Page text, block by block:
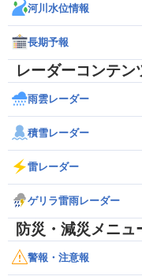
河川水位情報
長期予報
レーダーコンテン
雨雲レーダー
積雪レーダー
雷レーダー
ゲリラ雷雨レーダー
防災・減災メニュ
警報・注意報